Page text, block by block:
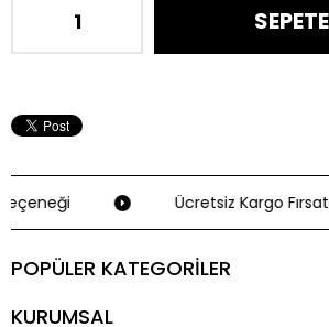
Ücretsiz Kargo Fırsatı
POPÜLER KATEGORİLER
KURUMSAL